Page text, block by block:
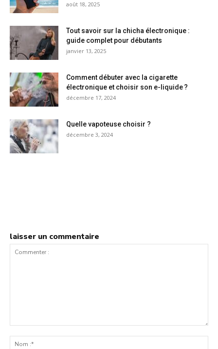
août 18, 2025
Tout savoir sur la chicha électronique :
guide complet pour débutants
janvier 13, 2025
Comment débuter avec la cigarette
électronique et choisir son e-liquide ?
décembre 17, 2024
Quelle vapoteuse choisir ?
décembre 3, 2024
laisser un commentaire